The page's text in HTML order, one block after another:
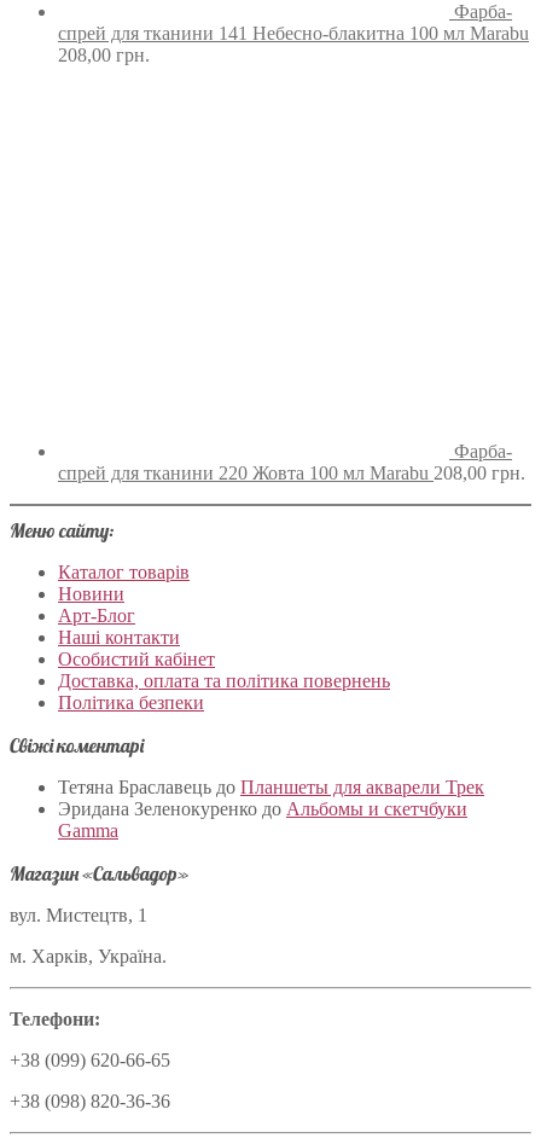
Фарба-
спрей для тканини 141 Небесно-блакитна 100 мл Marabu
208,00 грн.
Фарба-
спрей для тканини 220 Жовта 100 мл Marabu 208,00 грн.
Меню сайту:
Каталог товарів
Новини
Арт-Блог
Наші контакти
Особистий кабінет
Доставка, оплата та політика повернень
Політика безпеки
Свіжі коментарі
Тетяна Браславець до Планшеты для акварели Трек
Эридана Зеленокуренко до Альбомы и скетчбуки
Gamma
Магазин «Сальвадор»
вул. Мистецтв, 1
м. Харків, Україна.
Телефони:
+38 (099) 620-66-65
+38 (098) 820-36-36